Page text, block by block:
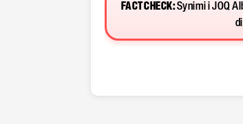
FACT CHECK:Synimi i JOQ